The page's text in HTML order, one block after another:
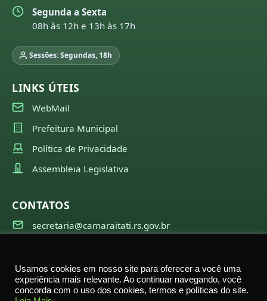
Segunda a Sexta
08h às 12h e 13h às 17h
Sessões: Segundas, 18h
LINKS ÚTEIS
WebMail
Prefeitura Municipal
Política de Privacidade
Assembleia Legislativa
CONTATOS
secretaria@camaraitati.rs.gov.br
©2026Câmara Municipal de Itati — Todos os direitos
Usamos cookies em nosso site para oferecer a você uma
experiência mais relevante. Ao continuar navegando, você
concorda com o uso dos cookies, termos e políticas do site.